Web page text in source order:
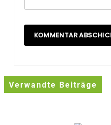
Verwandte Beiträge